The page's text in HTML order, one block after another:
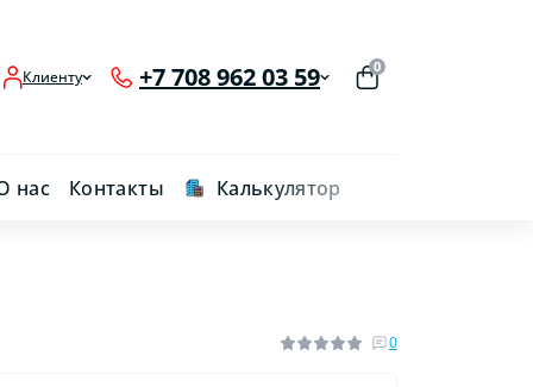
Клиенту +7 708 962 03 59 0
нас Контакты Калькулятор
0